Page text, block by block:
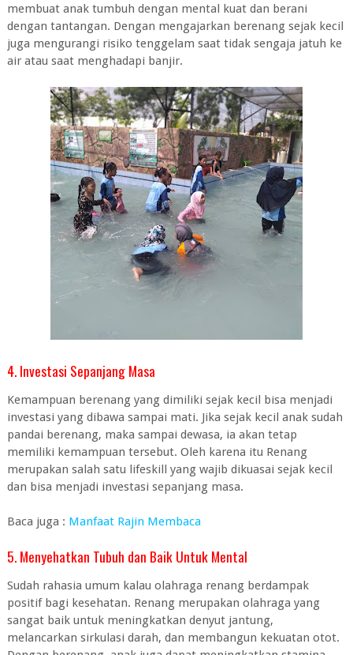
membuat anak tumbuh dengan mental kuat dan berani
dengan tantangan. Dengan mengajarkan berenang sejak kecil
juga mengurangi risiko tenggelam saat tidak sengaja jatuh ke
air atau saat menghadapi banjir.
4. Investasi Sepanjang Masa
Kemampuan berenang yang dimiliki sejak kecil bisa menjadi
investasi yang dibawa sampai mati. Jika sejak kecil anak sudah
pandai berenang, maka sampai dewasa, ia akan tetap
memiliki kemampuan tersebut. Oleh karena itu Renang
merupakan salah satu lifeskill yang wajib dikuasai sejak kecil
dan bisa menjadi investasi sepanjang masa.
Baca juga : Manfaat Rajin Membaca
5. Menyehatkan Tubuh dan Baik Untuk Mental
Sudah rahasia umum kalau olahraga renang berdampak
positif bagi kesehatan. Renang merupakan olahraga yang
sangat baik untuk meningkatkan denyut jantung,
melancarkan sirkulasi darah, dan membangun kekuatan otot.